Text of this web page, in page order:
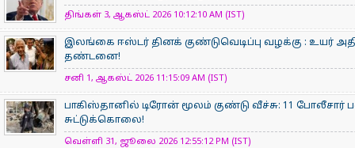
திங்கள் 3, ஆகஸ்ட் 2026 10:12:10 AM (IST)
இலங்கை ஈஸ்டர் தினக் குண்டுவெடிப்பு வழக்கு : உயர்
தண்டனை!
சனி 1, ஆகஸ்ட் 2026 11:15:09 AM (IST)
பாகிஸ்தானில் டிரோன் மூலம் குண்டு வீச்சு: 11 போலீசார்
சுட்டுக்கொலை!
வெள்ளி 31, ஜூலை 2026 12:55:12 PM (IST)